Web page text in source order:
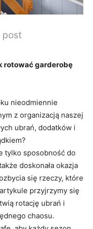
post
rotować garderobę
nieodmiennie
z organizacją naszej
ubrań, dodatków ‍i
tylko sposobność⁣ do‌
doskonała okazja
się rzeczy,⁤ które
przyjrzymy ‌się
rotację ubrań i⁣
chaosu.‍